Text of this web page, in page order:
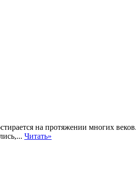
на протяжении многих
Читать»